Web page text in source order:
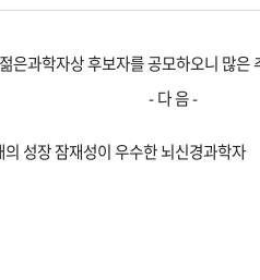
은과학자상 후보자를 공모하오니 많은
- 다 음 -
성장 잠재성이 우수한 뇌신경과학자